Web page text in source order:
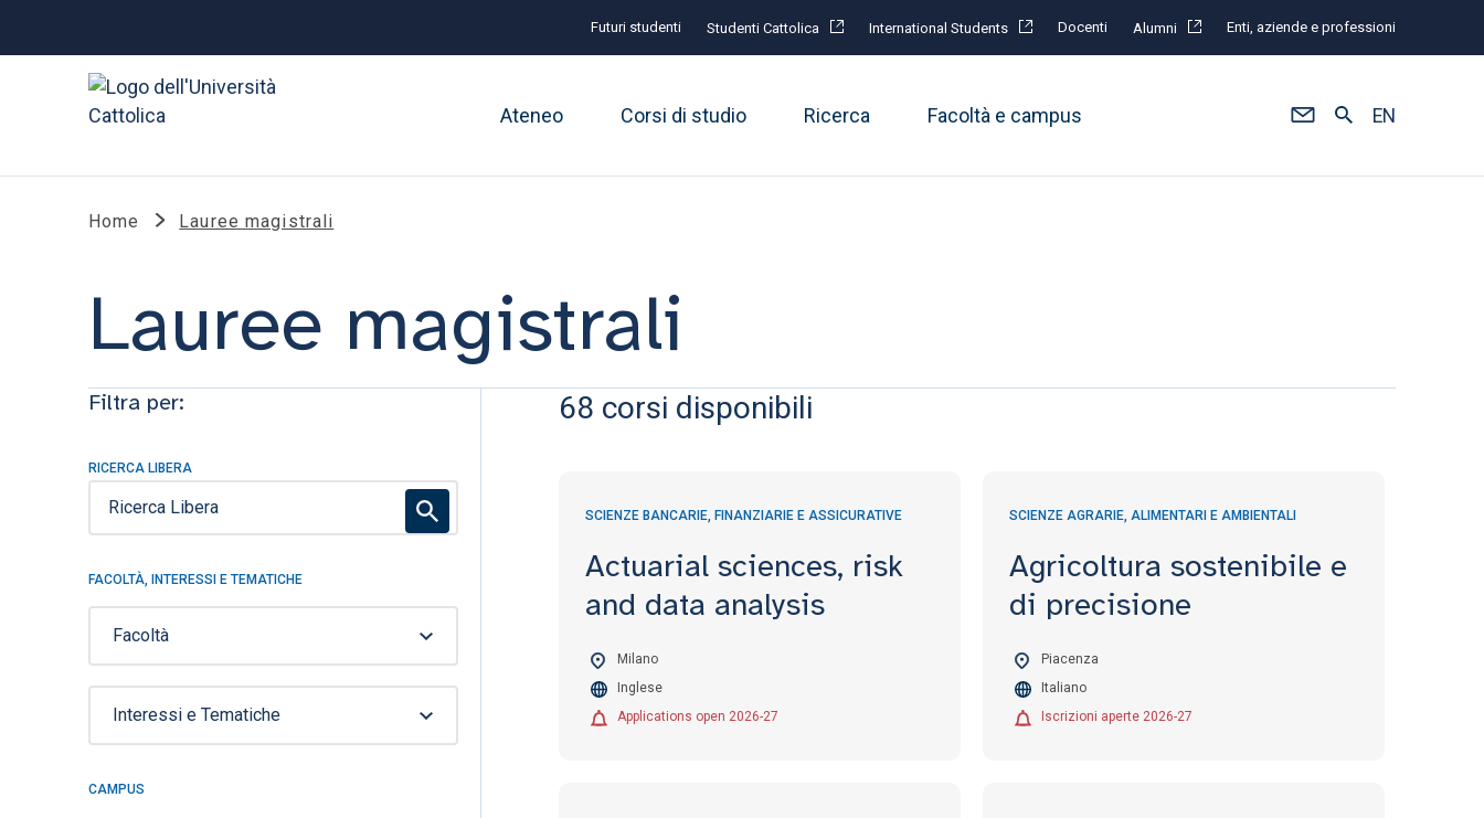
Futuri studenti Studenti Cattolica International Students Docenti Alumni Enti, aziende e professioni
Ateneo Corsi di studio Ricerca Facoltà e campus EN
Home Lauree magistrali
Lauree magistrali
Filtra per:
RICERCA LIBERA
FACOLTÀ, INTERESSI E TEMATICHE
Facoltà
Interessi e Tematiche
CAMPUS
68 corsi disponibili
SCIENZE BANCARIE, FINANZIARIE E ASSICURATIVE
Actuarial sciences, risk
and data analysis
Milano
Inglese
Applications open 2026-27
SCIENZE AGRARIE, ALIMENTARI E AMBIENTALI
Agricoltura sostenibile e
di precisione
Piacenza
Italiano
Iscrizioni aperte 2026-27